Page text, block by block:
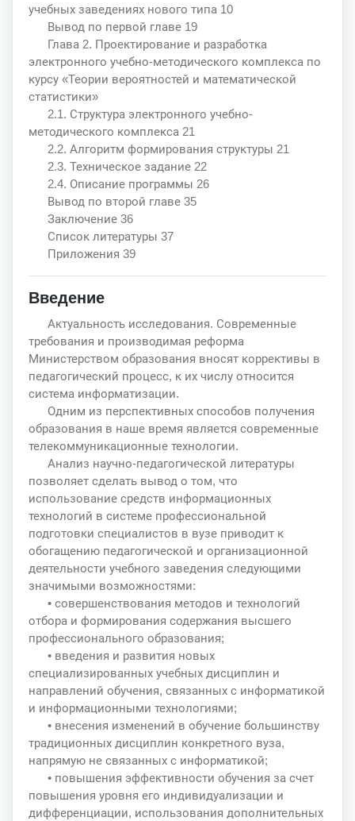
учебных заведениях нового типа 10
Вывод по первой главе 19
Глава 2. Проектирование и разработка
электронного учебно-методического комплекса по
курсу «Теории вероятностей и математической
статистики»
2.1. Структура электронного учебно-
методического комплекса 21
2.2. Алгоритм формирования структуры 21
2.3. Техническое задание 22
2.4. Описание программы 26
Вывод по второй главе 35
Заключение 36
Список литературы 37
Приложения 39
Введение
Актуальность исследования. Современные
требования и производимая реформа
Министерством образования вносят коррективы в
педагогический процесс, к их числу относится
система информатизации.
Одним из перспективных способов получения
образования в наше время является современные
телекоммуникационные технологии.
Анализ научно-педагогической литературы
позволяет сделать вывод о том, что
использование средств информационных
технологий в системе профессиональной
подготовки специалистов в вузе приводит к
обогащению педагогической и организационной
деятельности учебного заведения следующими
значимыми возможностями:
• совершенствования методов и технологий
отбора и формирования содержания высшего
профессионального образования;
• введения и развития новых
специализированных учебных дисциплин и
направлений обучения, связанных с информатикой
и информационными технологиями;
• внесения изменений в обучение большинству
традиционных дисциплин конкретного вуза,
напрямую не связанных с информатикой;
• повышения эффективности обучения за счет
повышения уровня его индивидуализации и
дифференциации, использования дополнительных